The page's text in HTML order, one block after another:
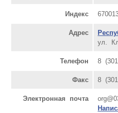
Индекс
Адрес
ул.
Телефон 8
Факс 8
Электронная почта